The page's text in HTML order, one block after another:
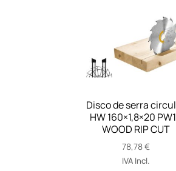
Disco de serra
HW 160×1,8×20
WOOD RIP CUT
78,78€
IVA Incl.